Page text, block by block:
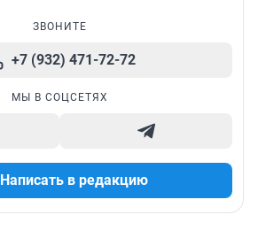
ЗВОНИТЕ
+7 (932) 471-72-72
МЫ В СОЦСЕТЯХ
Написать в редакцию